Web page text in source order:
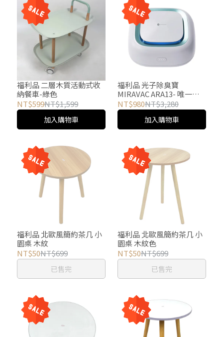
福利品 二層木質活動式收
納餐車-綠色
NT$599NT$1,599
加入購物車
福利品 光子除臭寶
MIRAVAC ARA13- 唯一一
台 拍照開封
NT$980NT$3,280
加入購物車
福利品 北歐風簡約茶几 小
園桌 木紋
NT$50NT$699
已售完
福利品 北歐風簡約茶几 小
園桌 木紋色
NT$50NT$699
已售完